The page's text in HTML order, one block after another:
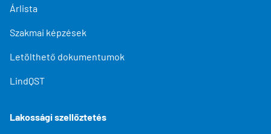
Árlista
Szakmai képzések
Letölthető dokumentumok
LindQST
Lakossági szellőztetés